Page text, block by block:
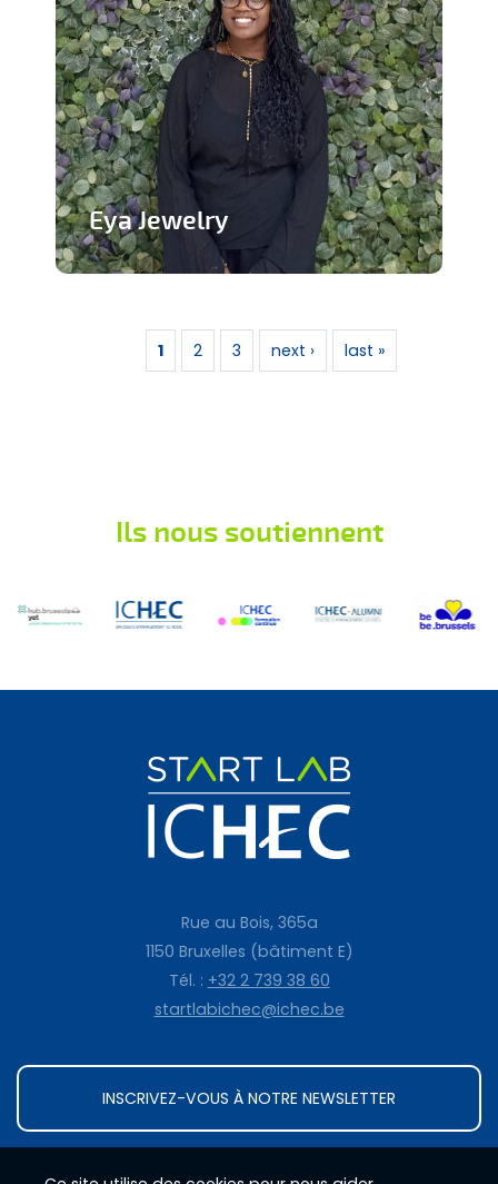
Eya Jewelry
En savoir plus
1 2 3 next › last »
Ils nous soutiennent
Rue au Bois, 365a
1150 Bruxelles (bâtiment E)
Tél. : +32 2 739 38 60
startlabichec@ichec.be
INSCRIVEZ-VOUS À NOTRE NEWSLETTER